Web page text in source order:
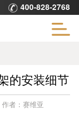
400-828-2768
的安装细节
作者： 赛维亚